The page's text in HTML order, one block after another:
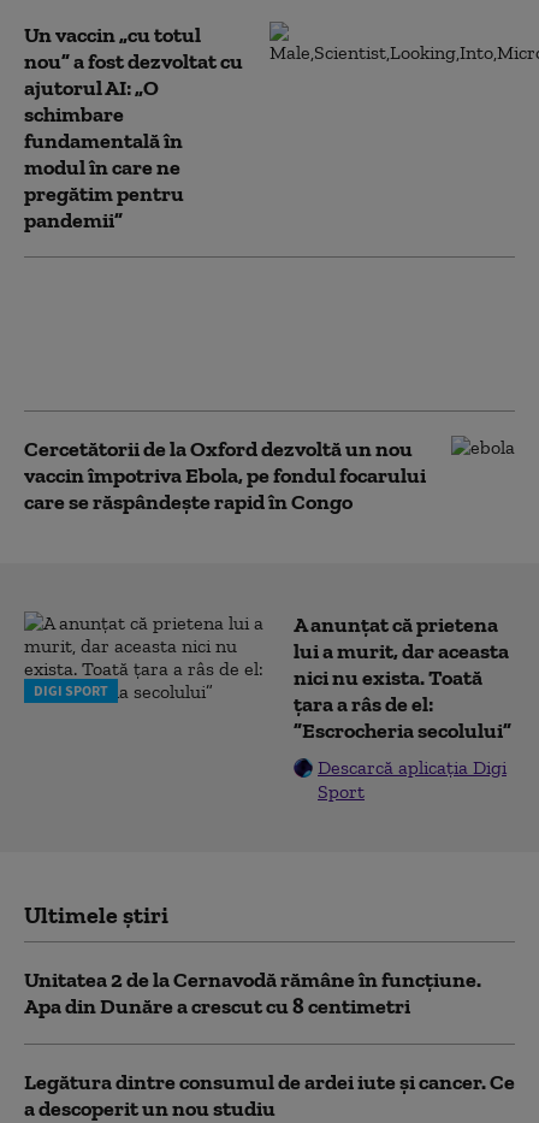
Un vaccin „cu totul
nou” a fost dezvoltat cu
ajutorul AI: „O
schimbare
fundamentală în
modul în care ne
pregătim pentru
pandemii”
Cercetătorii de la Oxford dezvoltă un nou
vaccin împotriva Ebola, pe fondul focarului
care se răspândește rapid în Congo
DIGI SPORT
A anunțat că prietena
lui a murit, dar aceasta
nici nu exista. Toată
țara a râs de el:
”Escrocheria secolului”
Descarcă aplicația Digi
Sport
Ultimele știri
Unitatea 2 de la Cernavodă rămâne în funcțiune.
Apa din Dunăre a crescut cu 8 centimetri
Legătura dintre consumul de ardei iute și cancer. Ce
a descoperit un nou studiu